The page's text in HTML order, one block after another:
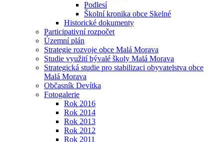
Podlesí
Školní kronika obce Skelné
Historické dokumenty
Participativní rozpočet
Územní plán
Strategie rozvoje obce Malá Morava
Studie využití bývalé školy Malá Morava
Strategická studie pro stabilizaci obyvatelstva obce
Malá Morava
Občasník Devítka
Fotogalerie
Rok 2016
Rok 2014
Rok 2013
Rok 2012
Rok 2011